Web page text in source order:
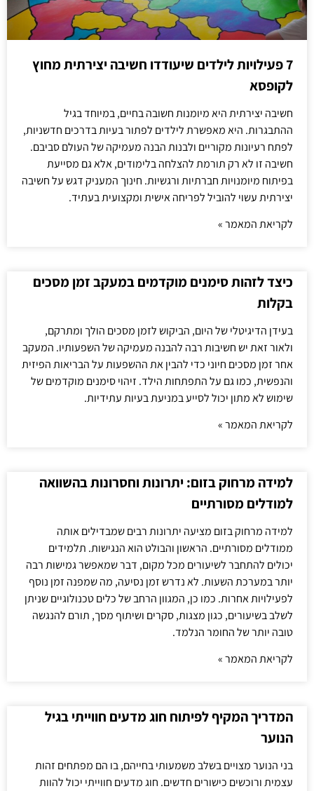
7 פעילויות לילדים שיעודדו חשיבה יצירתית מחוץ
לקופסא
חשיבה יצירתית היא מיומנות חשובה בחיים, במיוחד בגיל
ההתבגרות. היא מאפשרת לילדים לפתור בעיות בדרכים חדשניות,
לפתח רעיונות מקוריים ולבנות הבנה מעמיקה של העולם סביבם.
חשיבה זו לא רק תורמת להצלחה בלימודים, אלא גם מסייעת
בפיתוח מיומנויות חברתיות ורגשיות. חינוך המעניק דגש על חשיבה
יצירתית עשוי להוביל לפריחה אישית ומקצועית בעתיד.
לקריאת המאמר »
כיצד לזהות סימנים מוקדמים במעקב זמן מסכים
בקלות
בעידן הדיגיטלי של היום, הביקוש לזמן מסכים הולך ומתרקם,
ולאור זאת יש חשיבות רבה להבנה מעמיקה של השפעותיו. המעקב
אחר זמן מסכים חיוני כדי להבין את ההשפעות על הבריאות הפיזית
והנפשית, כמו גם על התפתחות הילד. זיהוי סימנים מוקדמים של
שימוש לא מתון יכול לסייע במניעת בעיות עתידיות.
לקריאת המאמר »
למידה מרחוק בזום: יתרונות וחסרונות בהשוואה
למודלים מסורתיים
למידה מרחוק בזום מציעה יתרונות רבים שמבדילים אותה
ממודלים מסורתיים. הראשון והבולט הוא הנגישות. תלמידים
יכולים להתחבר לשיעורים מכל מקום, דבר שמאפשר גמישות רבה
יותר במערכת השעות. לא נדרש זמן נסיעה, מה שמפנה זמן נוסף
לפעילויות אחרות. כמו כן, המגוון הרחב של כלים טכנולוגיים שניתן
לשלב בשיעורים, כגון מצגות, סקרים ושיתוף מסך, תורם להנגשה
טובה יותר של החומר הנלמד.
לקריאת המאמר »
המדריך המקיף לפיתוח חוג מדעים חווייתי בגיל
הנוער
בני הנוער מצויים בשלב משמעותי בחייהם, בו הם מפתחים זהות
עצמית ורוכשים כישורים חדשים. חוג מדעים חווייתי יכול להוות